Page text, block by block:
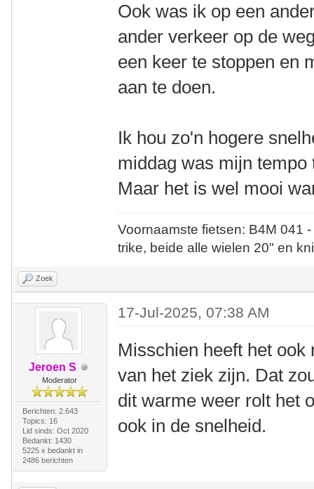
Ook was ik op een
ander verkeer op de
een keer te stoppen en
aan te doen.
Ik hou zo'n hogere
middag was mijn
Maar het is wel mooi
Voornaamste fietsen: B4M
trike, beide alle wielen 20" en
Zoek
Jeroen S
Moderator
Berichten: 2.643
Topics: 16
Lid sinds: Oct 2020
Bedankt: 1430
5225 x bedankt in
2486 berichten
17-Jul-2025, 07:38 AM
Misschien heeft het
van het ziek zijn. Dat
dit warme weer rolt het
ook in de snelheid.